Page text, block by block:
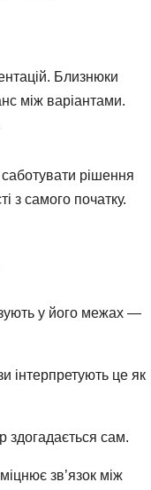
Близнюки
між варіантами.
рішення
з самого початку.
у його межах —
інтерпретують це як
здогадається сам.
зв’язок між